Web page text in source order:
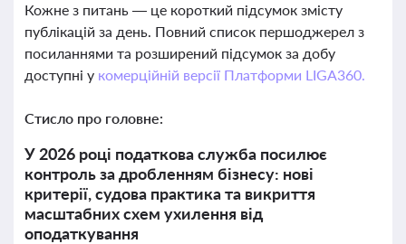
Кожне з питань — це короткий підсумок змісту
публікацій за день. Повний список першоджерел з
посиланнями та розширений підсумок за добу
доступні у комерційній версії Платформи LIGA360.
Стисло про головне:
У 2026 році податкова служба посилює
контроль за дробленням бізнесу: нові
критерії, судова практика та викриття
масштабних схем ухилення від
оподаткування